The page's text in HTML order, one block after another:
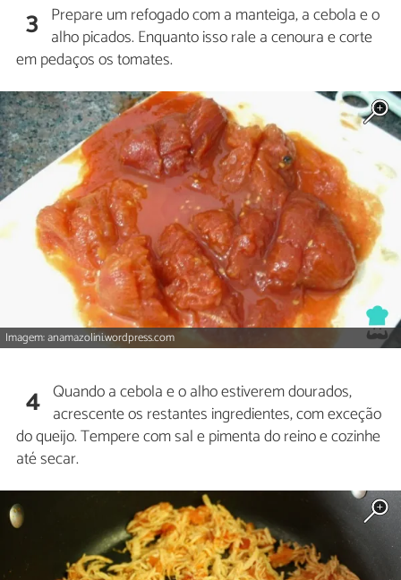
3 Prepare um refogado com a manteiga, a cebola e o
alho picados. Enquanto isso rale a cenoura e corte
em pedaços os tomates.
Imagem: anamazolini.wordpress.com
4 Quando a cebola e o alho estiverem dourados,
acrescente os restantes ingredientes, com exceção
do queijo. Tempere com sal e pimenta do reino e cozinhe
até secar.